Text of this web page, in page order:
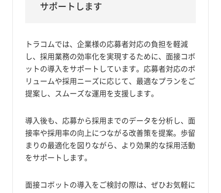
サポートします
トラコムでは、企業様の応募者対応の負担を軽減
し、採用業務の効率化を実現するために、面接コボ
ットの導入をサポートしています。応募者対応のボ
リュームや採用ニーズに応じて、最適なプランをご
提案し、スムーズな運用を支援します。
導入後も、応募から採用までのデータを分析し、面
接率や採用率の向上につながる改善策を提案。歩留
まりの最適化を図りながら、より効果的な採用活動
をサポートします。
面接コボットの導入をご検討の際は、ぜひお気軽に